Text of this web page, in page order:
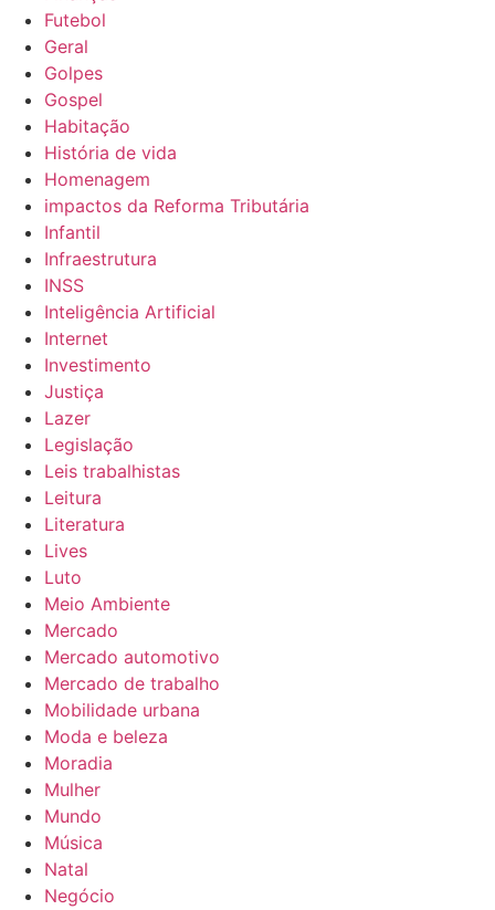
Futebol
Geral
Golpes
Gospel
Habitação
História de vida
Homenagem
impactos da Reforma Tributária
Infantil
Infraestrutura
INSS
Inteligência Artificial
Internet
Investimento
Justiça
Lazer
Legislação
Leis trabalhistas
Leitura
Literatura
Lives
Luto
Meio Ambiente
Mercado
Mercado automotivo
Mercado de trabalho
Mobilidade urbana
Moda e beleza
Moradia
Mulher
Mundo
Música
Natal
Negócio